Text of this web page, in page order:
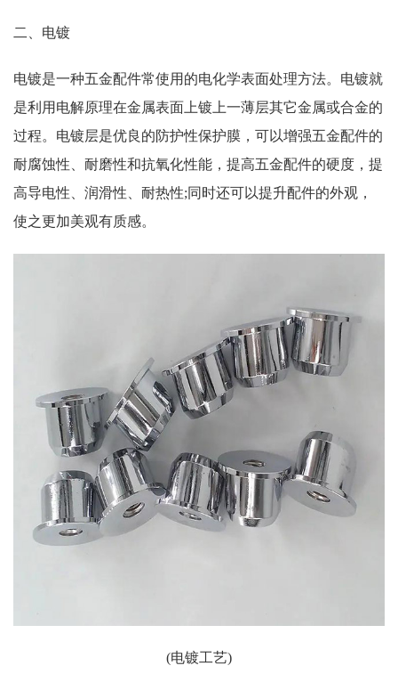
二、电镀
电镀是一种五金配件常使用的电化学表面处理方法。电镀就
是利用电解原理在金属表面上镀上一薄层其它金属或合金的
过程。电镀层是优良的防护性保护膜，可以增强五金配件的
耐腐蚀性、耐磨性和抗氧化性能，提高五金配件的硬度，提
高导电性、润滑性、耐热性;同时还可以提升配件的外观，
使之更加美观有质感。
(电镀工艺)